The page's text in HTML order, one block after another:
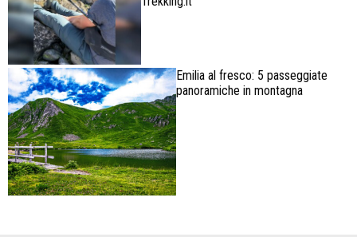
Emilia al fresco: 5 passeggiate
panoramiche in montagna